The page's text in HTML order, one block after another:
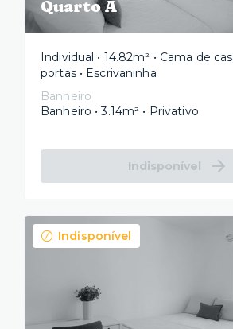
Quarto A
Individual • 14.82m² • Cama de
portas • Escrivaninha
Banheiro
Banheiro • 3.14m² • Privativo
Indisponível
Indisponível